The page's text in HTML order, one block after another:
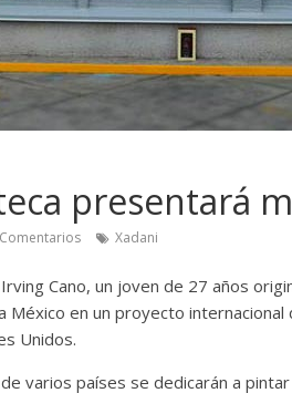
presentará
Xadani
Cano, un joven de 27 años
en un proyecto
Unidos.
varios países se dedicarán a